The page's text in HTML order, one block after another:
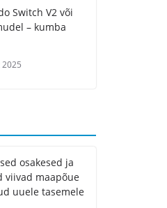
Switch V2 või
– kumba
osakesed ja
viivad maapõue
uuele tasemele